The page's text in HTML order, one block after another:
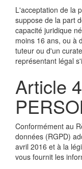
L'acceptation de la
suppose de la part
capacité juridique
moins 16 ans, ou à
tuteur ou d'un
représentant légal
Article
Conformément au
données (RGPD)
avril 2016 et à la
vous fournit les